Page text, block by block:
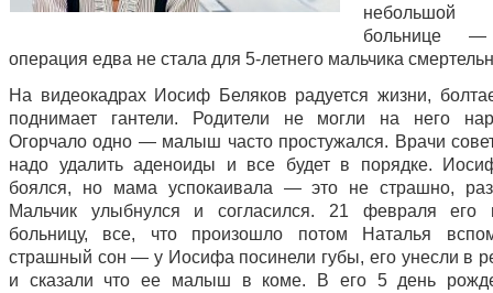
небольшой
больнице —
операция едва не стала для 5-летнего мальчика
На видеокадрах Иосиф Беляков радуется жизни,
поднимает гантели. Родители не могли на него
Огорчало одно — малыш часто простужался. Врачи
надо удалить аденоиды и все будет в порядке.
боялся, но мама успокаивала — это не страшно,
Мальчик улыбнулся и согласился. 21 февраля его
больницу, все, что произошло потом Наталья
страшный сон — у Иосифа посинели губы, его унесли в
и сказали что ее малыш в коме. В его 5 день